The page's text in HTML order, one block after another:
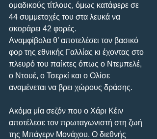
ομαδικούς τίτλους, όμως κατάφερε σε
44 συμμετοχές του στα λευκά να
σκοράρει 42 φορές.
Αναμφίβολα θ’ αποτελέσει τον βασικό
φορ της εθνικής Γαλλίας κι έχοντας στο
πλευρό του παίκτες όπως ο Ντεμπελέ,
ο Ντουέ, ο Τσερκί και ο Ολίσε
αναμένεται να βρει χώρους δράσης.
Ακόμα μία σεζόν που ο Χάρι Κέιν
αποτέλεσε τον πρωταγωνιστή στη ζωή
της Μπάγερν Μονάχου. Ο διεθνής